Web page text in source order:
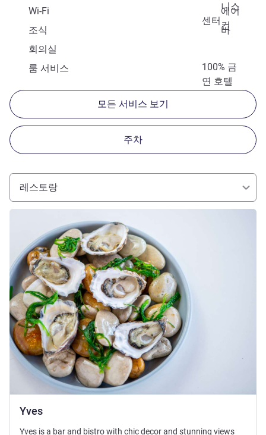
니스
센터
Wi-Fi
에어
컨
조식
바
회의실
100% 금
연 호텔
룸 서비스
모든 서비스 보기
주차
레스토랑
Yves
세부 정보 보기
Yves is a bar and bistro with chic decor and stunning views